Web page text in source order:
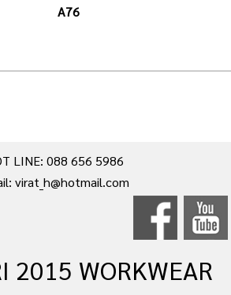
สิริ
ตัดชุดฟอร์มทุกชนิด
A76
LINE: 088 656 5986
virat_h@hotmail.com
2015 WORKWEAR